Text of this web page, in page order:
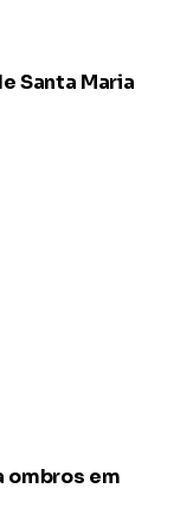
Santa Maria
ombros em